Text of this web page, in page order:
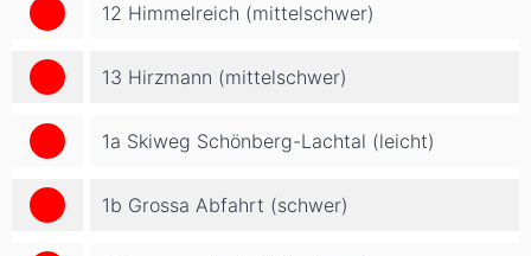
12 Himmelreich (mittelschwer)
13 Hirzmann (mittelschwer)
1a Skiweg Schönberg-Lachtal (leicht)
1b Grossa Abfahrt (schwer)